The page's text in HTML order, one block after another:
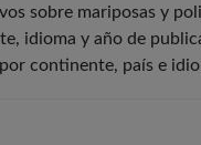
sobre mariposas y
idioma y año de
continente, país e